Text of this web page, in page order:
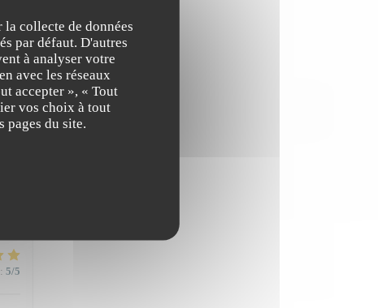
collecte de données
par défaut. D'autres
à analyser votre
avec les réseaux
accepter », « Tout
vos choix à tout
pages du site.
5 /5
: 5/5